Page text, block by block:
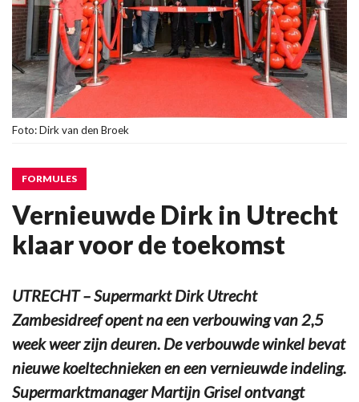
Foto: Dirk van den Broek
FORMULES
Vernieuwde Dirk in Utrecht
klaar voor de toekomst
UTRECHT – Supermarkt Dirk Utrecht
Zambesidreef opent na een verbouwing van 2,5
week weer zijn deuren. De verbouwde winkel bevat
nieuwe koeltechnieken en een vernieuwde indeling.
Supermarktmanager Martijn Grisel ontvangt